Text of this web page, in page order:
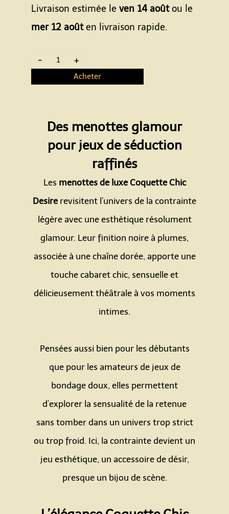
Livraison estimée le ven 14 aoûtou le
mer 12 aoûten livraison rapide.
- +
Acheter
Des menottes glamour
pour jeux de séduction
raffinés
Les menottes de luxe Coquette Chic
Desirerevisitent l’univers de la contrainte
légère avec une esthétique résolument
glamour. Leur finition noire à plumes,
associée à une chaîne dorée, apporte une
touche cabaret chic, sensuelle et
délicieusement théâtrale à vos moments
intimes.
Pensées aussi bien pour les débutants
que pour les amateurs de jeux de
bondage doux, elles permettent
d’explorer la sensualité de la retenue
sans tomber dans un univers trop strict
ou trop froid. Ici, la contrainte devient un
jeu esthétique, un accessoire de désir,
presque un bijou de scène.